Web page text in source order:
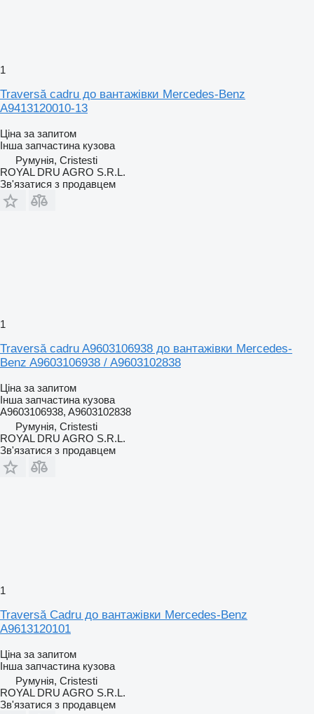
1
Traversă cadru до вантажівки Mercedes-Benz
A9413120010-13
Ціна за запитом
Інша запчастина кузова
Румунія, Cristesti
ROYAL DRU AGRO S.R.L.
Зв'язатися з продавцем
1
Traversă cadru A9603106938 до вантажівки Mercedes-
Benz A9603106938 / A9603102838
Ціна за запитом
Інша запчастина кузова
A9603106938, A9603102838
Румунія, Cristesti
ROYAL DRU AGRO S.R.L.
Зв'язатися з продавцем
1
Traversă Cadru до вантажівки Mercedes-Benz
A9613120101
Ціна за запитом
Інша запчастина кузова
Румунія, Cristesti
ROYAL DRU AGRO S.R.L.
Зв'язатися з продавцем